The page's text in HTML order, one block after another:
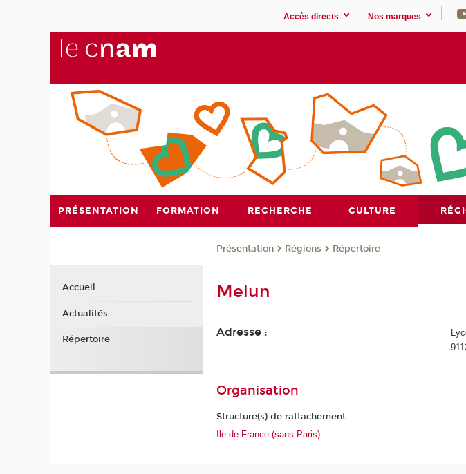
Accès directs Nos marques
PRÉSENTATION FORMATION RECHERCHE CULTURE
Présentation Régions Répertoire
Melun
Adresse :
Organisation
Structure(s) de rattachement :
Ile-de-France (sans Paris)
Accueil
Actualités
Répertoire